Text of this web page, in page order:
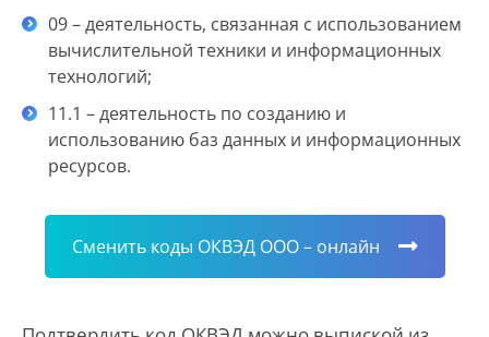
09 – деятельность, связанная с использованием
вычислительной техники и информационных
технологий;
11.1 – деятельность по созданию и
использованию баз данных и информационных
ресурсов.
Сменить коды ОКВЭД ООО – онлайн